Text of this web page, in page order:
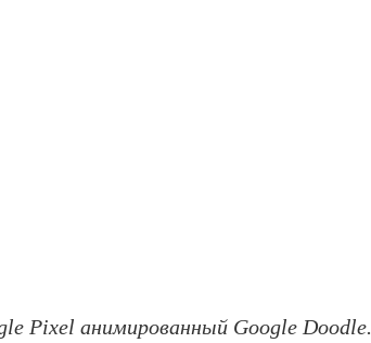
Pixel анимированный Google Doodle.